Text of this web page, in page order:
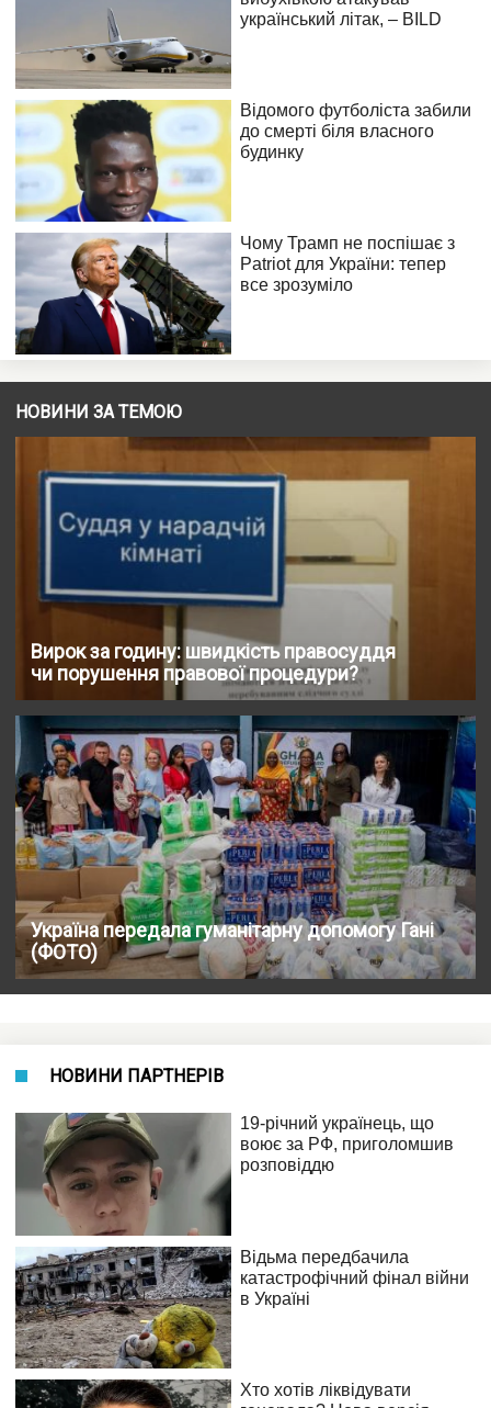
НОВИНИ ЗА ТЕМОЮ
Вирок за годину: швидкість правосуддя
чи порушення правової процедури?
Україна передала гуманітарну допомогу Гані
(ФОТО)
НОВИНИ ПАРТНЕРІВ